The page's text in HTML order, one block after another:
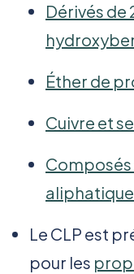
Dérivés de
Éther de
Cuivre et
Le CLP est
pour les